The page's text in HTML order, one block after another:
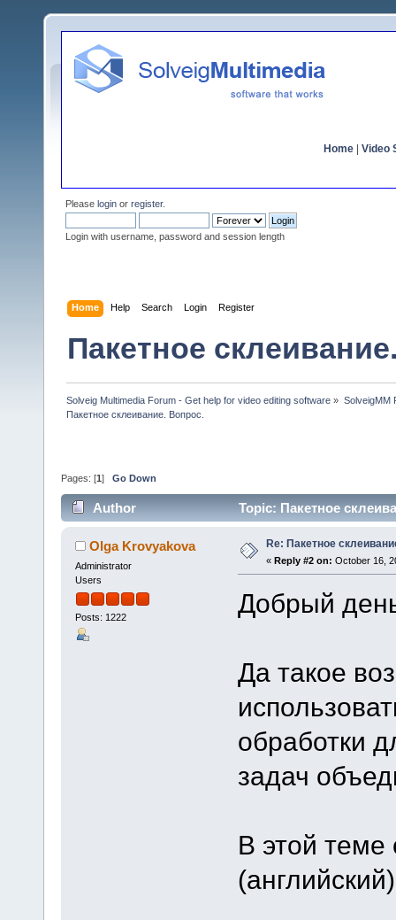
Home Video
Please login or register.
Login with username, password and session length
Home Help Search Login Register
Пакетное
Solveig Multimedia Forum - Get help for video editing software » SolveigMM
Пакетное склеивание. Вопрос.
Pages: [1 ] Go Down
Author Topic: Пакетное
Olga Krovyakova
Administrator
Users
Posts: 1222
Re: Пакетное
« Reply #2 on: October 16,
Добрый
Да такое
обработки
задач
В этой теме